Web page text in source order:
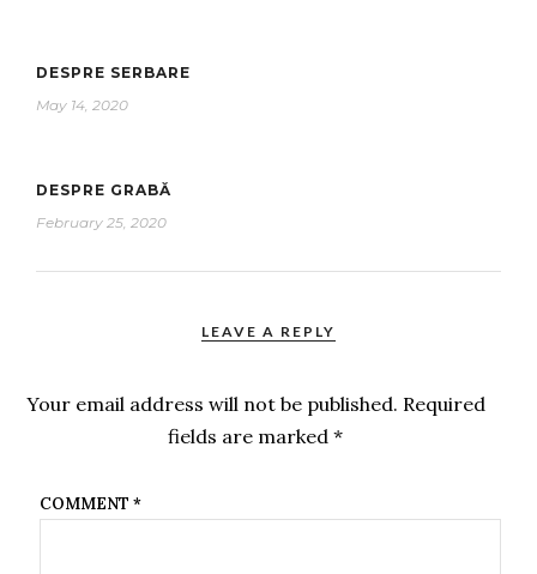
DESPRE SERBARE
May 14, 2020
DESPRE GRABĂ
February 25, 2020
LEAVE A REPLY
Your email address will not be published. Required
fields are marked*
COMMENT *